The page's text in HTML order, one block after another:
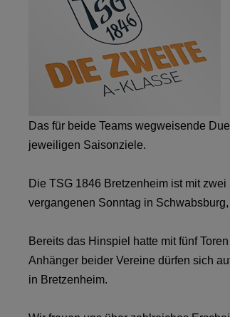
Das für beide Teams wegweisende
jeweiligen Saisonziele.
Die TSG 1846 Bretzenheim ist mit
vergangenen Sonntag in
Bereits das Hinspiel hatte mit fünf
Anhänger beider Vereine dürfen sich
in Bretzenheim.